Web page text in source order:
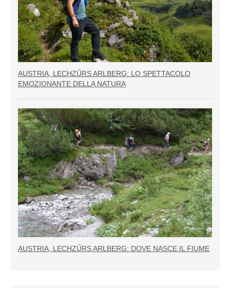
AUSTRIA, LECHZŰRS ARLBERG: LO SPETTACOLO
EMOZIONANTE DELLA NATURA
AUSTRIA, LECHZŰRS ARLBERG: DOVE NASCE IL FIUME